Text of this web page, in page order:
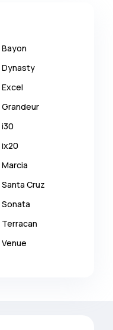
Bayon
Dynasty
Excel
Grandeur
i30
ix20
Marcia
Santa Cruz
Sonata
Terracan
Venue